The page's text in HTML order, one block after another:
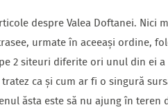
despre Valea Doftanei. Nici
urmate în aceeași ordine,
2 siteuri diferite ori unul din ei
ca și cum ar fi o singură
ăsta este să nu ajung în